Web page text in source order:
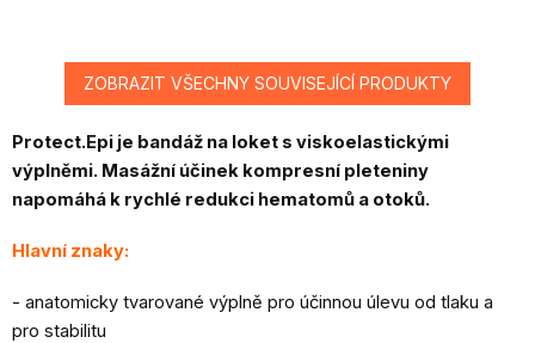
ZOBRAZIT VŠECHNY SOUVISEJÍCÍ PRODUKTY
Protect.Epi je bandáž na loket s viskoelastickými
výplněmi. Masážní účinek kompresní pleteniny
napomáhá k rychlé redukci hematomů a otoků.
Hlavní znaky:
- anatomicky tvarované výplně pro účinnou úlevu od tlaku a
pro stabilitu